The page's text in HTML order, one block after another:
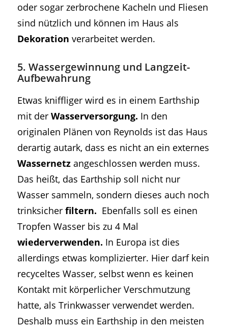
oder sogar zerbrochene Kacheln und Fliesen
sind nützlich und können im Haus als
Dekoration verarbeitet werden.
5. Wassergewinnung und Langzeit-
Aufbewahrung
Etwas kniffliger wird es in einem Earthship
mit der Wasserversorgung. In den
originalen Plänen von Reynolds ist das Haus
derartig autark, dass es nicht an ein externes
Wassernetzangeschlossen werden muss.
Das heißt, das Earthship soll nicht nur
Wasser sammeln, sondern dieses auch noch
trinksicher filtern. Ebenfalls soll es einen
Tropfen Wasser bis zu 4 Mal
wiederverwenden. In Europa ist dies
allerdings etwas komplizierter. Hier darf kein
recyceltes Wasser, selbst wenn es keinen
Kontakt mit körperlicher Verschmutzung
hatte, als Trinkwasser verwendet werden.
Deshalb muss ein Earthship in den meisten